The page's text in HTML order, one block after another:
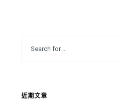
近期文章